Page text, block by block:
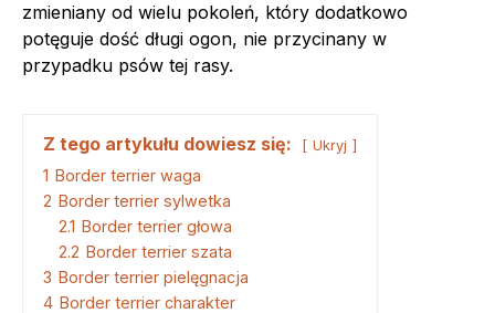
zmieniany od wielu pokoleń, który dodatkowo
potęguje dość długi ogon, nie przycinany w
przypadku psów tej rasy.
Z tego artykułu dowiesz się: Ukryj
1 Border terrier waga
2 Border terrier sylwetka
2.1 Border terrier głowa
2.2 Border terrier szata
3 Border terrier pielęgnacja
4 Border terrier charakter